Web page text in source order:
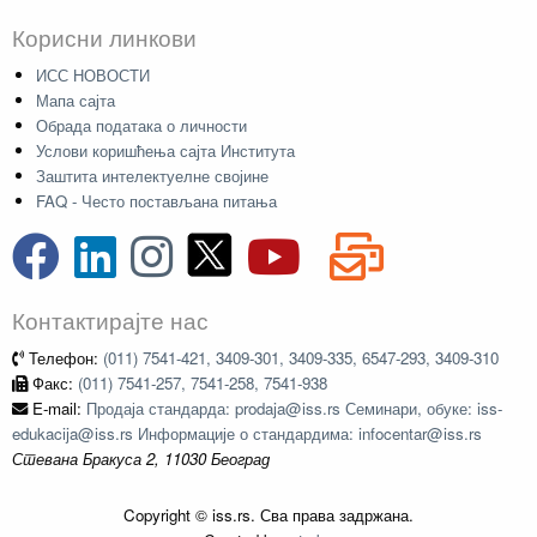
Корисни линкови
ИСС НОВОСТИ
Мапа сајта
Обрада података о личности
Услови коришћења сајта Института
Заштита интелектуелне својине
FAQ - Често постављана питања
Контактирајте нас
Телефон: (011) 7541-421, 3409-301, 3409-335, 6547-293, 3409-310
Факс: (011) 7541-257, 7541-258, 7541-938
E-mail: Продаја стандарда: prodaja@iss.rs Семинари, обуке: iss-
edukacija@iss.rs Информације о стандардима: infocentar@iss.rs
Стевана Бракуса 2, 11030 Београд
Copyright © iss.rs. Сва права задржана.